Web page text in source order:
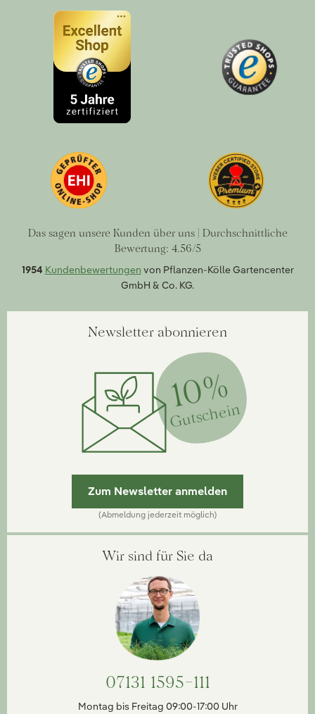
Das sagen unsere Kunden über uns | Durchschnittliche
Bewertung: 4.56/5
1954 Kundenbewertungen von Pflanzen-Kölle Gartencenter
GmbH & Co. KG.
Newsletter abonnieren
10%
Gutschein
Zum Newsletter anmelden
(Abmeldung jederzeit möglich)
Wir sind für Sie da
07131 1595-111
Montag bis Freitag 09:00-17:00 Uhr